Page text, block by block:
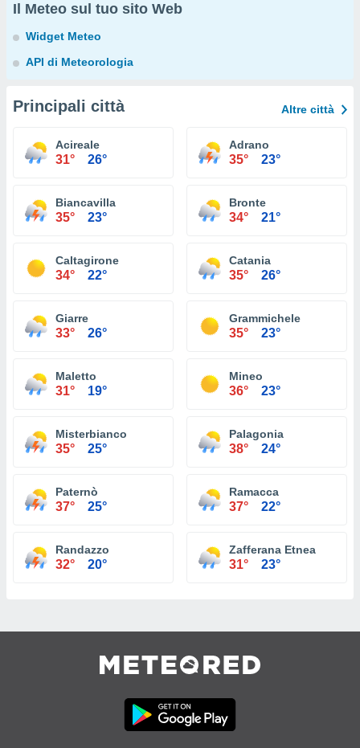
Il Meteo sul tuo sito Web
Widget Meteo
API di Meteorologia
Principali città Altre città
Acireale
31° 26°
Adrano
35° 23°
Biancavilla
35° 23°
Bronte
34° 21°
Caltagirone
34° 22°
Catania
35° 26°
Giarre
33° 26°
Grammichele
35° 23°
Maletto
31° 19°
Mineo
36° 23°
Misterbianco
35° 25°
Palagonia
38° 24°
Paternò
37° 25°
Ramacca
37° 22°
Randazzo
32° 20°
Zafferana Etnea
31° 23°